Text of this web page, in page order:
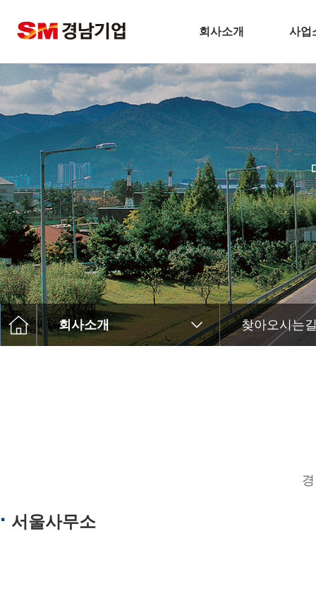
회사소개
기업개요
CEO 인사말
비전
주요연혁
경남기업 네트워크
안전보건방침
기술경영
환경경영
찾아오시는길
사업
주택
토
플
환
해
인테
회사소개 찾아오시는
서울사무소